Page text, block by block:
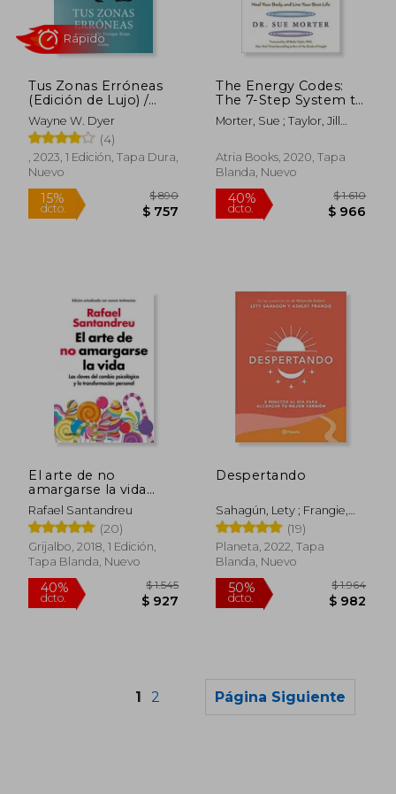
dcto. dcto.
Tus Zonas Erróneas
(Edición de Lujo) /
Your Erroneous
Zones
Wayne W. Dyer
(4)
, 2023, 1 Edición, Tapa Dura,
Nuevo
The Energy Codes:
The 7-Step System to
Awaken Your Spirit,
Heal Your Body, and
(en Inglés)
Morter, Sue ; Taylor, Jill
Atria Books, 2020, Tapa
Blanda, Nuevo
El arte de no
amargarse la vida
(edición ampliada y
actualizada)
Rafael Santandreu
(20)
Grijalbo, 2018, 1 Edición,
Tapa Blanda, Nuevo
Despertando
Sahagún, Lety ; Frangie,
Ashley
(19)
Planeta, 2022, Tapa
Blanda, Nuevo
1 2 Página Siguiente